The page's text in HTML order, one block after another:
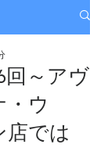
回～アヴ
・ウ
店では